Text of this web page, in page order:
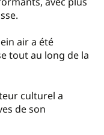
air a été
tout au long de la
culturel a
de son